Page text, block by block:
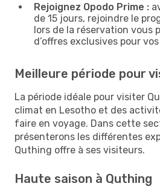
Rejoignez Opodo Prime :
de 15 jours, rejoindre le
lors de la réservation vous
d’offres exclusives pour
Meilleure période pour
La période idéale pour visiter
climat en Lesotho et des
faire en voyage. Dans cette
présenterons les différentes
Quthing offre à ses visiteurs.
Haute saison à Quthing